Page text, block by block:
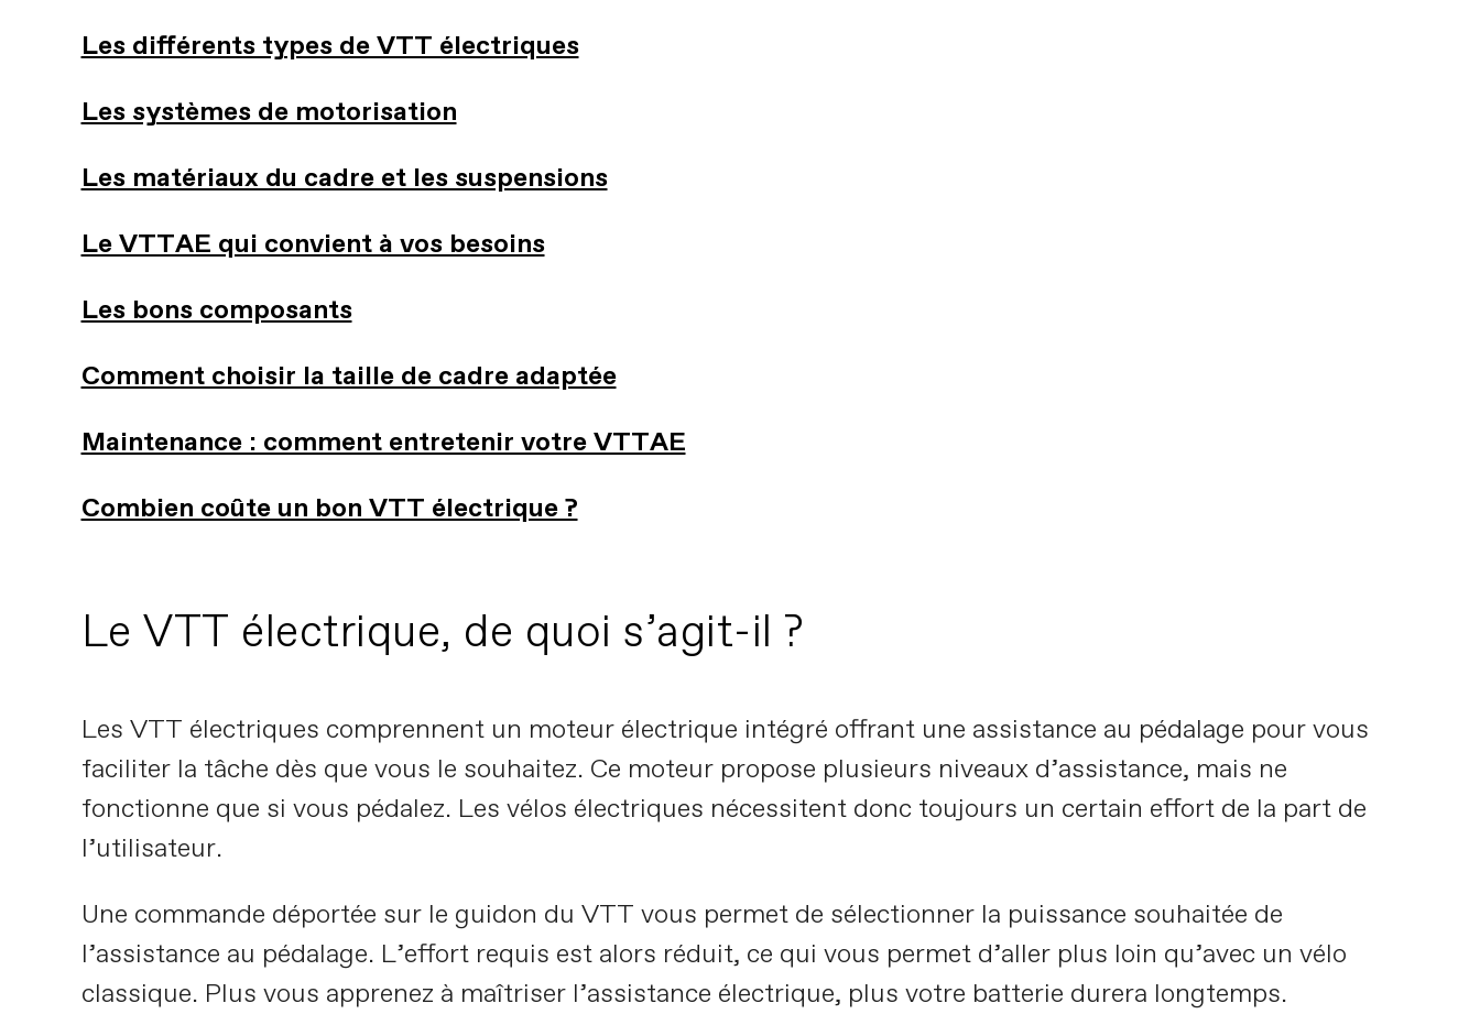
Les différents types de VTT électriques
Les systèmes de motorisation
Les matériaux du cadre et les suspensions
Le VTTAE qui convient à vos besoins
Les bons composants
Comment choisir la taille de cadre adaptée
Maintenance : comment entretenir votre VTTAE
Combien coûte un bon VTT électrique ?
Le VTT électrique, de quoi s’agit-il ?
Les VTT électriques comprennent un moteur électrique intégré offrant une assistance au pédalage pour vous
faciliter la tâche dès que vous le souhaitez. Ce moteur propose plusieurs niveaux d’assistance, mais ne
fonctionne que si vous pédalez. Les vélos électriques nécessitent donc toujours un certain effort de la part de
l’utilisateur.
Une commande déportée sur le guidon du VTT vous permet de sélectionner la puissance souhaitée de
l’assistance au pédalage. L’effort requis est alors réduit, ce qui vous permet d’aller plus loin qu’avec un vélo
classique. Plus vous apprenez à maîtriser l’assistance électrique, plus votre batterie durera longtemps.